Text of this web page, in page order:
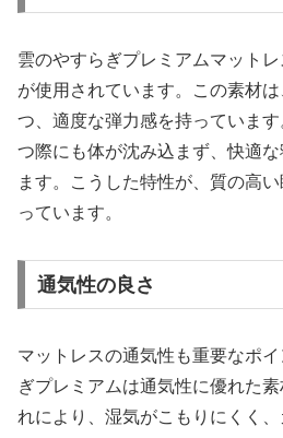
雲のやすらぎプレミアムマット
が使用されています。この素材
つ、適度な弾力感を持っていま
つ際にも体が沈み込まず、快適
ます。こうした特性が、質の高
っています。
通気性の良さ
マットレスの通気性も重要なポ
ぎプレミアムは通気性に優れた
れにより、湿気がこもりにくく